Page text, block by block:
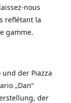
nous
reflétant la
gamme.
und der Piazza
„Dan“
der